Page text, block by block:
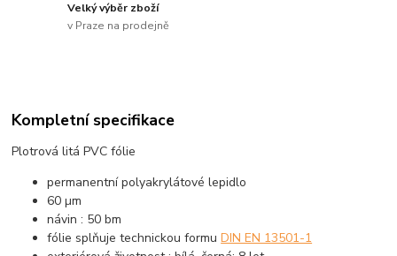
Velký výběr zboží
v Praze na prodejně
Kompletní specifikace
Plotrová litá PVC fólie
permanentní polyakrylátové lepidlo
60 µm
návin : 50 bm
fólie splňuje technickou formuDIN EN 13501-1